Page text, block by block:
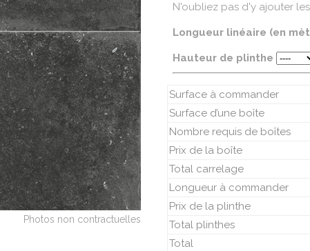
N'oubliez pas d'y ajouter
Longueur linéaire (en
Hauteur de plinthe
Surface à commander
Surface d’une boîte
Nombre requis de boîtes
Prix de la boîte
Total carrelage
Longueur à commander
Prix de la plinthe
Total plinthes
Total